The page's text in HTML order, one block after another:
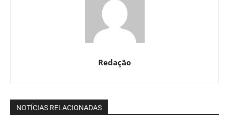
Redação
NOTÍCIAS RELACIONADAS